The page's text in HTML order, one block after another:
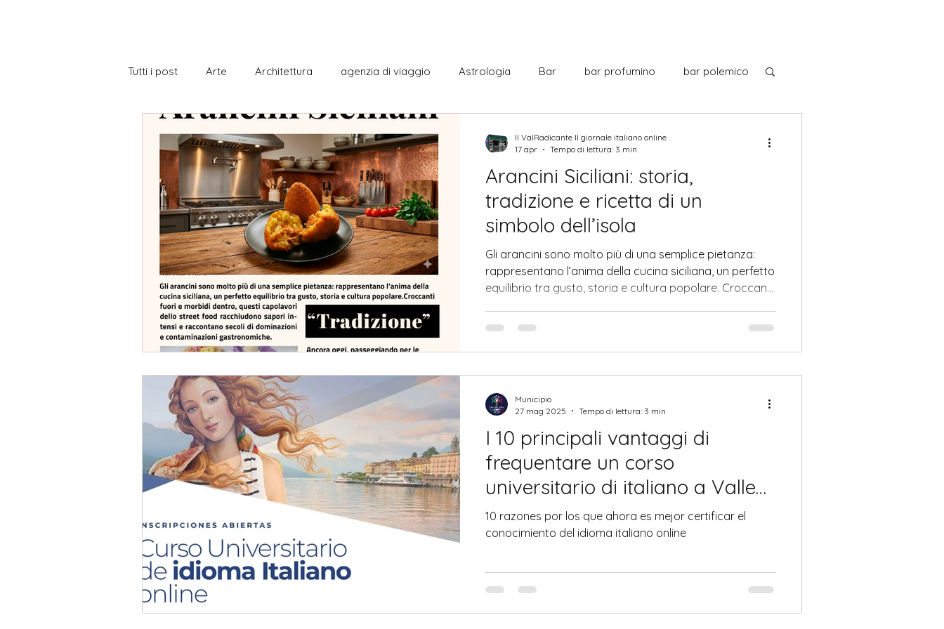
Tutti i post Arte Architettura agenzia di viaggio Astrologia Bar bar profumino bar polemico
Cittadinanza italiana Cucina italiana Curiosità Dante Alighieri Film italiani
Gastronomia Gramatica La città Letteratura
Notizie a livelli Notizie con esercizi Notizie dal mondo
Arancini Siciliani: storia,
tradizione e ricetta di un
simbolo dell’isola
Gli arancini sono molto più di una semplice pietanza:
rappresentano l’anima della cucina siciliana, un perfetto
equilibrio tra gusto, storia e cultura popolare. Croccanti
food racchiudono sapori intensi e raccontano secoli di
oggi, passeggiando per le strade di Palermo o Catania,
è impossibile non imbattersi nel profumo irresistibile
Il ValRadicante Il giornale italiano online
17 apr
Tempo di lettura: 3 min
I 10 principali vantaggi di
frequentare un corso
universitario di italiano a Valle
delle Radici
10 razones por los que ahora es mejor certificar el
conocimiento del idioma italiano online
Municipio
27 mag 2025
Tempo di lettura: 3 min